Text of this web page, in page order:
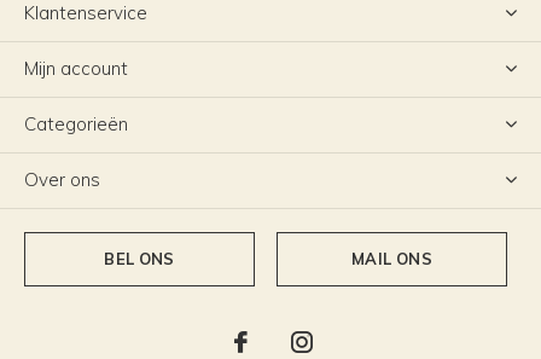
Klantenservice
Mijn account
Categorieën
Over ons
BEL ONS MAIL ONS